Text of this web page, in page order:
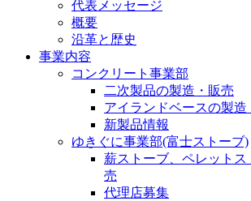
代表メッセージ
概要
沿革と歴史
事業内容
コンクリート事業部
二次製品の製造・販売
アイランドベースの製造
新製品情報
ゆきぐに事業部(富士ストーブ)
薪ストーブ、ペレットス
売
代理店募集